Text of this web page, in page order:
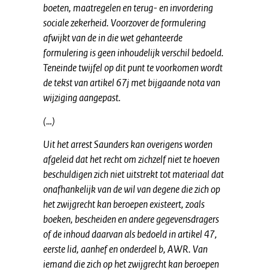
boeten, maatregelen en terug- en invordering
sociale zekerheid. Voorzover de formulering
afwijkt van de in die wet gehanteerde
formulering is geen inhoudelijk verschil bedoeld.
Teneinde twijfel op dit punt te voorkomen wordt
de tekst van artikel 67j met bijgaande nota van
wijziging aangepast.
(…)
Uit het arrest Saunders kan overigens worden
afgeleid dat het recht om zichzelf niet te hoeven
beschuldigen zich niet uitstrekt tot materiaal dat
onafhankelijk van de wil van degene die zich op
het zwijgrecht kan beroepen existeert, zoals
boeken, bescheiden en andere gegevensdragers
of de inhoud daarvan als bedoeld in artikel 47,
eerste lid, aanhef en onderdeel b, AWR. Van
iemand die zich op het zwijgrecht kan beroepen